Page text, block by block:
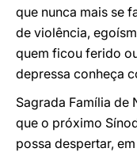
que nunca mais se
de violência,
quem ficou ferido
depressa conheça
Sagrada Família de
que o próximo
possa despertar,